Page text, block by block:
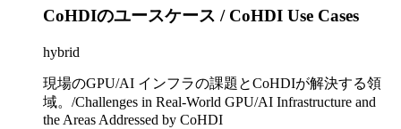
CoHDIのユースケース / CoHDI Use Cases
hybrid
現場のGPU/AI インフラの課題とCoHDIが解決する領
域。/Challenges in Real-World GPU/AI Infrastructure and
the Areas Addressed by CoHDI